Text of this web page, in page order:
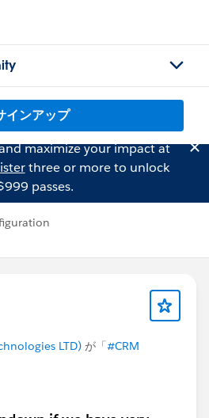
インアップ
maximize your impact at
three or more to unlock
passes.
LTD) が「#CRM